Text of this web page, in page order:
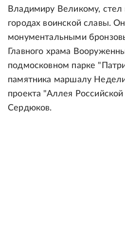
Владимиру Великому,
городах воинской славы.
монументальными
Главного храма
подмосковном парке
памятника маршалу
проекта "Аллея
Сердюков.